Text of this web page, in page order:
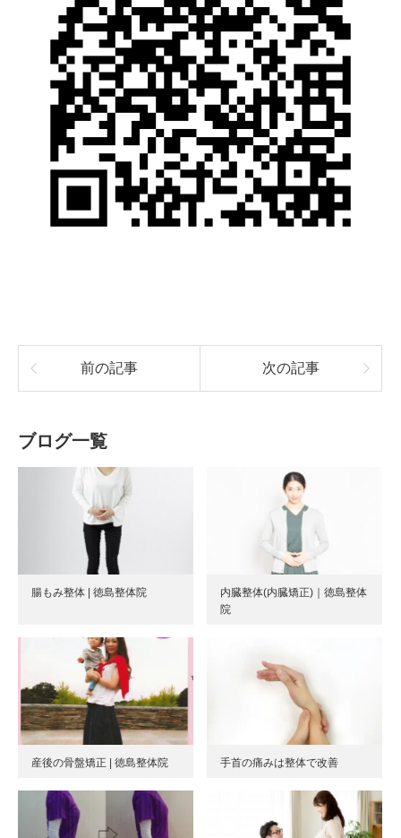
前の記事 次の記事
ブログ一覧
腸もみ整体 | 徳島整体院
内臓整体(内臓矯正)｜徳島整体
院
産後の骨盤矯正 | 徳島整体院 手首の痛みは整体で改善